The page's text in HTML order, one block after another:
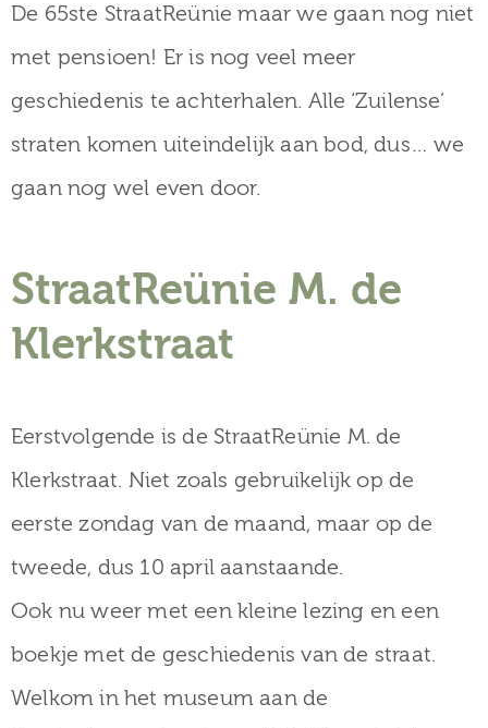
De 65ste StraatReünie maar we gaan nog niet
met pensioen! Er is nog veel meer
geschiedenis te achterhalen. Alle ‘Zuilense’
straten komen uiteindelijk aan bod, dus… we
gaan nog wel even door.
StraatReünie M. de
Klerkstraat
Eerstvolgende is de StraatReünie M. de
Klerkstraat. Niet zoals gebruikelijk op de
eerste zondag van de maand, maar op de
tweede, dus 10 april aanstaande.
Ook nu weer met een kleine lezing en een
boekje met de geschiedenis van de straat.
Welkom in het museum aan de